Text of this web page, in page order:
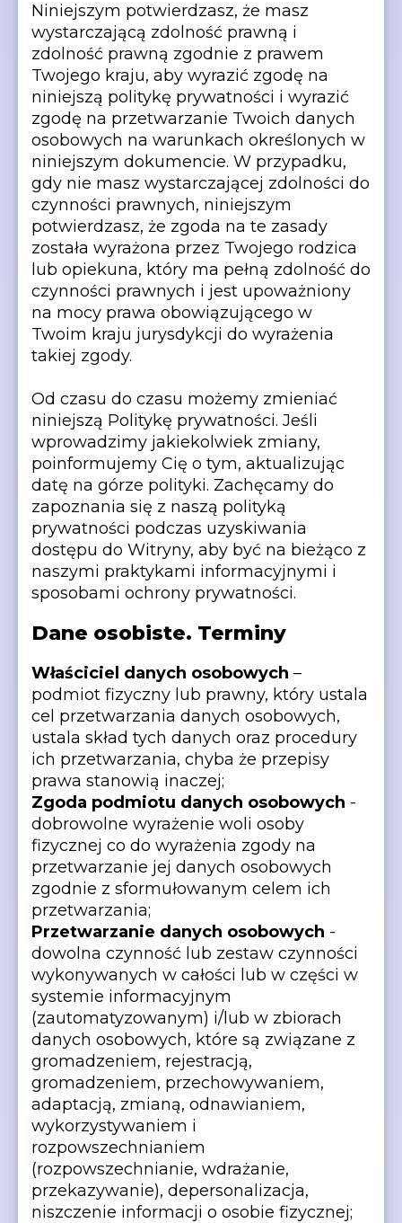
©2026 Svitsoft Digital Transformation
Niniejszym potwierdzasz, że masz
wystarczającą zdolność prawną i
zdolność prawną zgodnie z prawem
Twojego kraju, aby wyrazić zgodę na
niniejszą politykę prywatności i wyrazić
zgodę na przetwarzanie Twoich danych
osobowych na warunkach określonych w
niniejszym dokumencie. W przypadku,
gdy nie masz wystarczającej zdolności do
czynności prawnych, niniejszym
potwierdzasz, że zgoda na te zasady
została wyrażona przez Twojego rodzica
lub opiekuna, który ma pełną zdolność do
czynności prawnych i jest upoważniony
na mocy prawa obowiązującego w
Twoim kraju jurysdykcji do wyrażenia
takiej zgody.
Od czasu do czasu możemy zmieniać
niniejszą Politykę prywatności. Jeśli
wprowadzimy jakiekolwiek zmiany,
poinformujemy Cię o tym, aktualizując
datę na górze polityki. Zachęcamy do
zapoznania się z naszą polityką
prywatności podczas uzyskiwania
dostępu do Witryny, aby być na bieżąco z
naszymi praktykami informacyjnymi i
sposobami ochrony prywatności.
Dane osobiste. Terminy
Właściciel danych osobowych –
podmiot fizyczny lub prawny, który ustala
cel przetwarzania danych osobowych,
ustala skład tych danych oraz procedury
ich przetwarzania, chyba że przepisy
prawa stanowią inaczej;
Zgoda podmiotu danych osobowych -
dobrowolne wyrażenie woli osoby
fizycznej co do wyrażenia zgody na
przetwarzanie jej danych osobowych
zgodnie z sformułowanym celem ich
przetwarzania;
Przetwarzanie danych osobowych -
dowolna czynność lub zestaw czynności
wykonywanych w całości lub w części w
systemie informacyjnym
(zautomatyzowanym) i/lub w zbiorach
danych osobowych, które są związane z
gromadzeniem, rejestracją,
gromadzeniem, przechowywaniem,
adaptacją, zmianą, odnawianiem,
wykorzystywaniem i
rozpowszechnianiem
(rozpowszechnianie, wdrażanie,
przekazywanie), depersonalizacja,
niszczenie informacji o osobie fizycznej;